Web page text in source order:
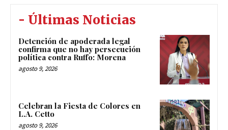
- Últimas Noticias
Detención de apoderada legal
confirma que no hay persecución
política contra Ruffo: Morena
agosto 9, 2026
Celebran la Fiesta de Colores en
L.A. Cetto
agosto 9, 2026